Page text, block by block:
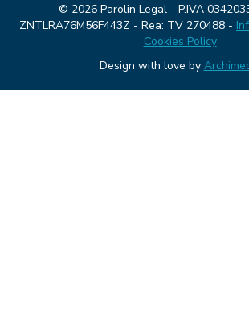
© 2026 Parolin Legal - P.IVA
ZNTLRA76M56F443Z - Rea: TV 270488 -
Cookies Policy
Design with love by